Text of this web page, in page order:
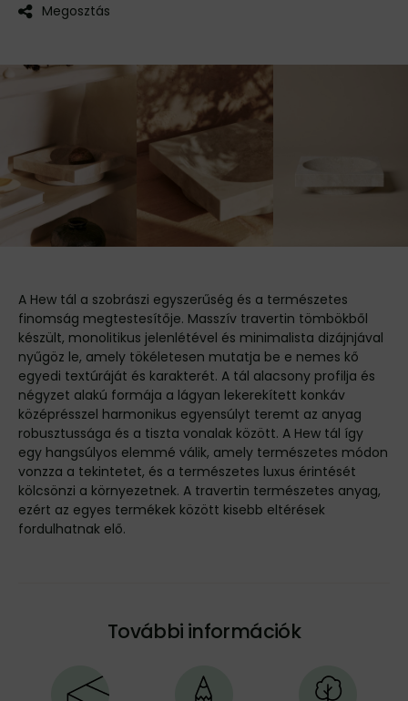
Megosztás
A Hew tál a szobrászi egyszerűség és a természetes
finomság megtestesítője. Masszív travertin tömbökből
készült, monolitikus jelenlétével és minimalista dizájnjával
nyűgöz le, amely tökéletesen mutatja be e nemes kő
egyedi textúráját és karakterét. A tál alacsony profilja és
négyzet alakú formája a lágyan lekerekített konkáv
középrésszel harmonikus egyensúlyt teremt az anyag
robusztussága és a tiszta vonalak között. A Hew tál így
egy hangsúlyos elemmé válik, amely természetes módon
vonzza a tekintetet, és a természetes luxus érintését
kölcsönzi a környezetnek. A travertin természetes anyag,
ezért az egyes termékek között kisebb eltérések
fordulhatnak elő.
További információk